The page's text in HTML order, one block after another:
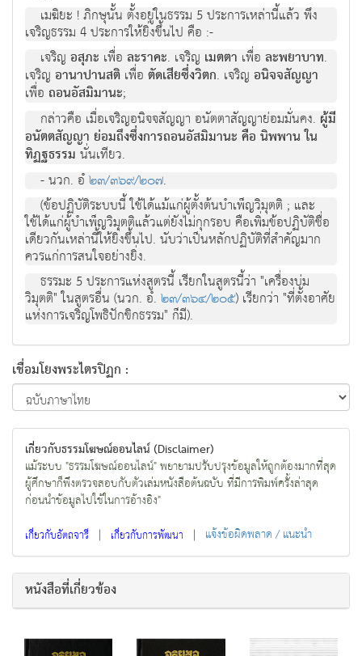
เมฆิยะ ! ภิกษุนั้น ตั้งอยู่ในธรรม 5 ประการเหล่านี้แล้ว พึง
เจริญธรรม 4 ประการให้ยิ่งขึ้นไป คือ :-
เจริญอสุภะ เพื่อละราคะ. เจริญ เมตตา เพื่อละพยาบาท.
เจริญ อานาปานสติ เพื่อ ตัดเสียซึ่งวิตก. เจริญ อนิจจสัญญา
เพื่อ ถอนอัสมิมานะ;
กล่าวคือ เมื่อเจริญอนิจจสัญญา อนัตตาสัญญาย่อมมั่นคง. ผู้มี
อนัตตสัญญา ย่อมถึงซึ่งการถอนอัสมิมานะ คือ นิพพาน ใน
ทิฏฐธรรม นั่นเทียว.
- นวก. อํ๒๓/๓๖๙/๒๐๗.
(ข้อปฏิบัติระบบนี้ ใช้ได้แม้แก่ผู้ตั้งต้นบำเพ็ญวิมุตติ ; และ
ใช้ได้แก่ผู้บำเพ็ญวิมุตติแล้วแต่ยังไม่กุกรอบ คือเพิ่มข้อปฏิบัติชื่อ
เดียวกันเหล่านี้ให้ยิ่งขึ้นไป. นับว่าเป็นหลักปฏิบัติที่สำคัญมาก
ควรแก่การสนใจอย่างยิ่ง.
ธรรมะ 5 ประการแห่งสูตรนี้ เรียกในสูตรนี้ว่า "เครื่องบ่ม
วิมุตติ" ในสูตรอื่น (นวก. อํ. ๒๓/๓๖๔/๒๐๕) เรียกว่า "ที่ตั้งอาศัย
แห่งการเจริญโพธิปักขิกธรรม" ก็มี).
เชื่อมโยงพระไตรปิฏก :
เกี่ยวกับธรรมโฆษณ์ออนไลน์ (Disclaimer)
แม้ระบบ "ธรรมโฆษณ์ออนไลน์" พยายามปรับปรุงข้อมูลให้ถูกต้องมากที่สุด
ผู้ศึกษาก็พึงตรวจสอบกับตัวเล่มหนังสือต้นฉบับ ที่มีการพิมพ์ครั้งล่าสุด
ก่อนนำข้อมูลไปใช้ในการอ้างอิง"
เกี่ยวกับอัตถจารี | เกี่ยวกับการพัฒนา | แจ้งข้อผิดพลาด / แนะนำ
หนังสือที่เกี่ยวข้อง